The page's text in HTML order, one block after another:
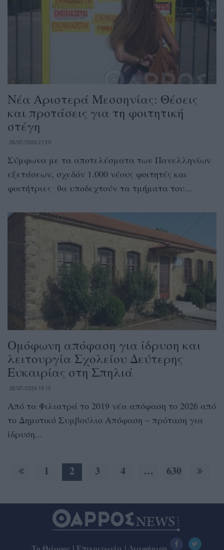
Νέα Αριστερά Μεσσηνίας: Θέσεις
και προτάσεις για τη φοιτητική
στέγη
28/07/2026 21:30
Σύμφωνα με τα αποτελέσματα των Πανελληνίων
εξετάσεων, σχεδόν 1.000 νέους φοιτητές και
φοιτήτριες θα υποδεχτούν τα τμήματα του...
Ομόφωνη απόφαση για ίδρυση και
λειτουργία Σχολείου Δεύτερης
Ευκαιρίας στη Σπηλιά
28/07/2026 19:15
Από τα Φιλιατρά το 2019 νέα απόφαση το 2026 από
το Δημοτικό Συμβούλιο Απόφαση – πρόταση για
ίδρυση...
1 2 3 4 … 630